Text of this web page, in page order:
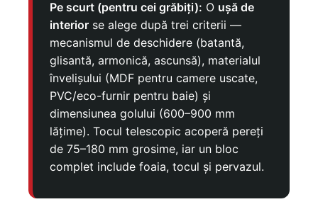
Pe scurt (pentru cei grăbiți): O ușă de
interior se alege după trei criterii —
mecanismul de deschidere (batantă,
glisantă, armonică, ascunsă), materialul
învelișului (MDF pentru camere uscate,
PVC/eco-furnir pentru baie) și
dimensiunea golului (600–900 mm
lățime). Tocul telescopic acoperă pereți
de 75–180 mm grosime, iar un bloc
complet include foaia, tocul și pervazul.